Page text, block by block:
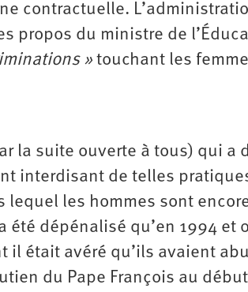
contractuelle.
propos du ministre de
» touchant les
la suite ouverte à tous) qui a
interdisant de telles
lequel les hommes sont
été dépénalisé qu’en 1994 et
il était avéré qu’ils avaient
du Pape François au